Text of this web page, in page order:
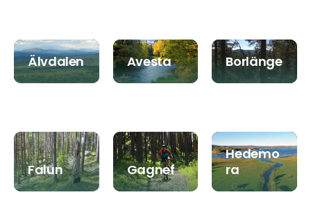
Älvdalen Avesta Borlänge
Falun Gagnef
Hedemo
ra